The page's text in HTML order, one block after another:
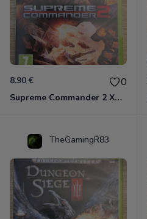
8.90 € 0
Supreme Commander 2 Xbox 360
TheGamingR83